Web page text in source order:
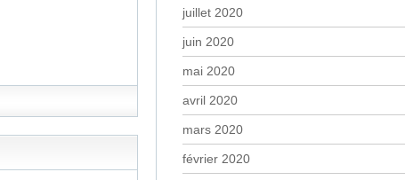
juillet 2020
juin 2020
mai 2020
avril 2020
mars 2020
février 2020